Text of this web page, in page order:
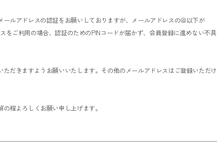
ルアドレスの認証をお願いしておりますが、メールアドレスの＠以下が
をご利用の場合、認証のためのPINコードが届かず、会員登録に進めない不具
だきますようお願いいたします。その他のメールアドレスはご登録いただけ
程よろしくお願い申し上げます。